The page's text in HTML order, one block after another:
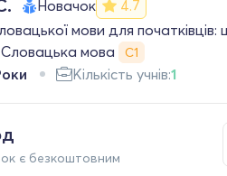
Новачок
4.7
мови для початківців:
Словацька мова С1
Кількість учнів:1
є безкоштовним